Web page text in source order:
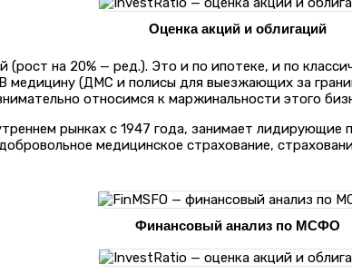
Оценка акций и облигаций
на 20% — ред.). Это и по ипотеке, и по
(ДМС и полисы для выезжающих за
относимся к маржинальности этого
рынках с 1947 года, занимает лидирующие
медицинское страхование,
Финансовый анализ по МСФО